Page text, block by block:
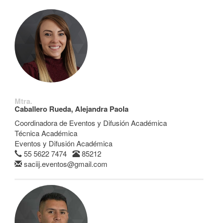
Mtra.
Caballero Rueda, Alejandra Paola
Coordinadora de Eventos y Difusión Académica
Técnica Académica
Eventos y Difusión Académica
55 5622 7474
85212
saciij.eventos@gmail.com